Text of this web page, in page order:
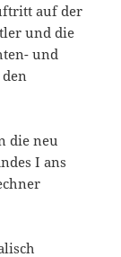
auf der
und die
und
die neu
I ans